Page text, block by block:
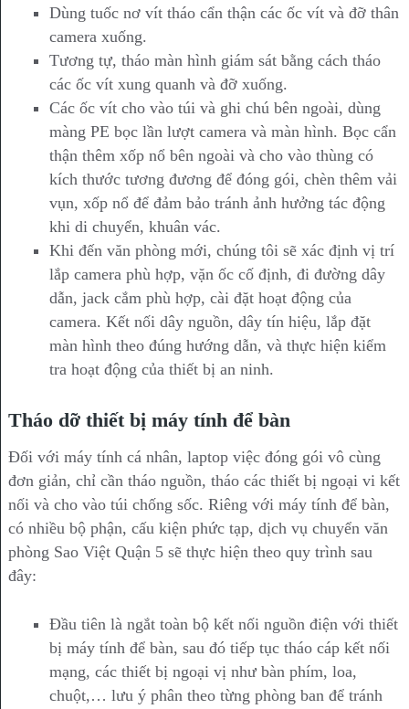
Dùng tuốc nơ vít tháo cẩn thận các ốc vít và đỡ thân
camera xuống.
Tương tự, tháo màn hình giám sát bằng cách tháo
các ốc vít xung quanh và đỡ xuống.
Các ốc vít cho vào túi và ghi chú bên ngoài, dùng
màng PE bọc lần lượt camera và màn hình. Bọc cẩn
thận thêm xốp nổ bên ngoài và cho vào thùng có
kích thước tương đương để đóng gói, chèn thêm vải
vụn, xốp nổ để đảm bảo tránh ảnh hưởng tác động
khi di chuyển, khuân vác.
Khi đến văn phòng mới, chúng tôi sẽ xác định vị trí
lắp camera phù hợp, vặn ốc cố định, đi đường dây
dẫn, jack cắm phù hợp, cài đặt hoạt động của
camera. Kết nối dây nguồn, dây tín hiệu, lắp đặt
màn hình theo đúng hướng dẫn, và thực hiện kiểm
tra hoạt động của thiết bị an ninh.
Tháo dỡ thiết bị máy tính để bàn
Đối với máy tính cá nhân, laptop việc đóng gói vô cùng
đơn giản, chỉ cần tháo nguồn, tháo các thiết bị ngoại vi kết
nối và cho vào túi chống sốc. Riêng với máy tính để bàn,
có nhiều bộ phận, cấu kiện phức tạp, dịch vụ chuyển văn
phòng Sao Việt Quận 5 sẽ thực hiện theo quy trình sau
đây:
Đầu tiên là ngắt toàn bộ kết nối nguồn điện với thiết
bị máy tính để bàn, sau đó tiếp tục tháo cáp kết nối
mạng, các thiết bị ngoại vị như bàn phím, loa,
chuột,… lưu ý phân theo từng phòng ban để tránh